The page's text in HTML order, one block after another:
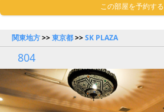
この部屋を予約する
関東地方>>東京都>>SK PLAZA
804